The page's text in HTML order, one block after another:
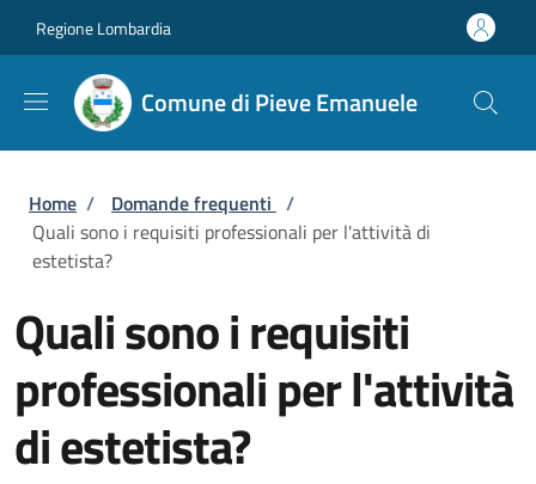
Regione Lombardia
Comune di Pieve Emanuele
Briciole di pane
Home / Domande frequenti /
Quali sono i requisiti professionali per l'attività di
estetista?
Quali sono i requisiti
professionali per l'attività
di estetista?